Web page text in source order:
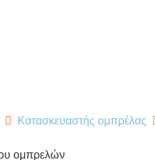
Κατασκευαστής ομπρέλας